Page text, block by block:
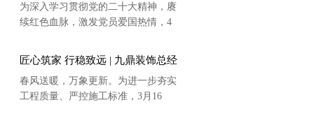
题团建活动。全员以饱满热情奔赴这
场成长与欢聚之约，在学习中沉淀，
进、精益求精的精神风貌。
为深入学习贯彻党的二十大精神，赓
续红色血脉，激发党员爱国热情，4
党支部组织全体党员前往湖州市德清
县洛舍镇，走进新四军砂村抗战史迹
展示馆，开展“重温红色经典 共抒爱
国情怀”主题党日活动。通过实地参
匠心筑家 行稳致远 | 九鼎装饰总经
理周帅一行赴绍兴分公司工地视察
指导
春风送暖，万象更新。为进一步夯实
工程质量、严控施工标准，3月16